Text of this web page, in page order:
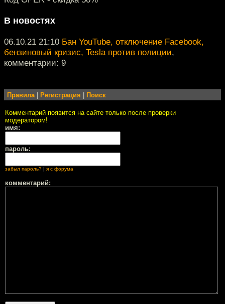
В новостях
06.10.21 21:10 Бан YouTube, отключение Facebook,
бензиновый кризис, Tesla против полиции,
комментарии: 9
Правила| Регистрация Поиск
Комментарий появится на сайте только после проверки
модератором!
имя:
пароль:
забыл пароль? | я с форума
комментарий: